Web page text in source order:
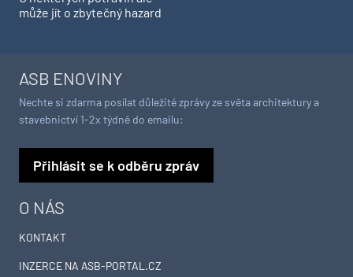
může jít o zbytečný hazard
O NÁS
KONTAKT
INZERCE NA ASB-PORTAL.CZ
ASB ENOVINY
Nechte si zdarma posílat důležité zprávy ze světa architektury a
stavebnictví 1-2x týdně do emailu:
Přihlásit se k odběru zpráv